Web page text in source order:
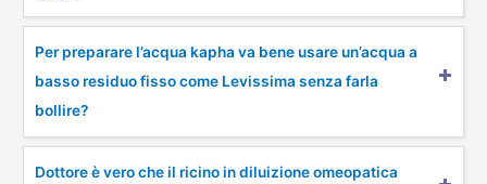
Per preparare l’acqua kapha va bene usare un’acqua a
basso residuo fisso come Levissima senza farla
bollire?
Dottore è vero che il ricino in diluizione omeopatica